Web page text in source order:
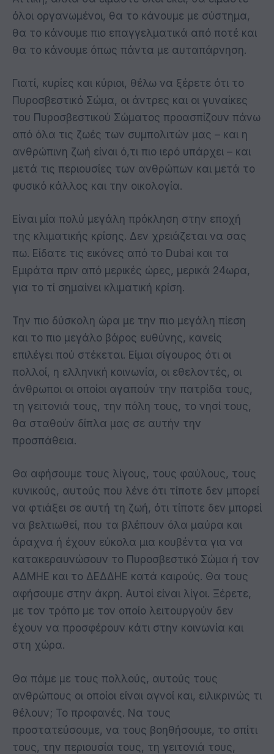
όλοι οργανωμένοι, θα το κάνουμε με σύστημα,
θα το κάνουμε πιο επαγγελματικά από ποτέ και
θα το κάνουμε όπως πάντα με αυταπάρνηση.
Γιατί, κυρίες και κύριοι, θέλω να ξέρετε ότι το
Πυροσβεστικό Σώμα, οι άντρες και οι γυναίκες
του Πυροσβεστικού Σώματος προασπίζουν πάνω
από όλα τις ζωές των συμπολιτών μας – και η
ανθρώπινη ζωή είναι ό,τι πιο ιερό υπάρχει – και
μετά τις περιουσίες των ανθρώπων και μετά το
φυσικό κάλλος και την οικολογία.
Είναι μία πολύ μεγάλη πρόκληση στην εποχή
της κλιματικής κρίσης. Δεν χρειάζεται να σας
πω. Είδατε τις εικόνες από το Dubai και τα
Εμιράτα πριν από μερικές ώρες, μερικά 24ωρα,
για το τί σημαίνει κλιματική κρίση.
Την πιο δύσκολη ώρα με την πιο μεγάλη πίεση
και το πιο μεγάλο βάρος ευθύνης, κανείς
επιλέγει πού στέκεται. Είμαι σίγουρος ότι οι
πολλοί, η ελληνική κοινωνία, οι εθελοντές, οι
άνθρωποι οι οποίοι αγαπούν την πατρίδα τους,
τη γειτονιά τους, την πόλη τους, το νησί τους,
θα σταθούν δίπλα μας σε αυτήν την
προσπάθεια.
Θα αφήσουμε τους λίγους, τους φαύλους, τους
κυνικούς, αυτούς που λένε ότι τίποτε δεν μπορεί
να φτιάξει σε αυτή τη ζωή, ότι τίποτε δεν μπορεί
να βελτιωθεί, που τα βλέπουν όλα μαύρα και
άραχνα ή έχουν εύκολα μια κουβέντα για να
κατακεραυνώσουν το Πυροσβεστικό Σώμα ή τον
ΑΔΜΗΕ και το ΔΕΔΔΗΕ κατά καιρούς. Θα τους
αφήσουμε στην άκρη. Αυτοί είναι λίγοι. Ξέρετε,
με τον τρόπο με τον οποίο λειτουργούν δεν
έχουν να προσφέρουν κάτι στην κοινωνία και
στη χώρα.
Θα πάμε με τους πολλούς, αυτούς τους
ανθρώπους οι οποίοι είναι αγνοί και, ειλικρινώς τι
θέλουν; Το προφανές. Να τους
προστατεύσουμε, να τους βοηθήσουμε, το σπίτι
τους, την περιουσία τους, τη γειτονιά τους,